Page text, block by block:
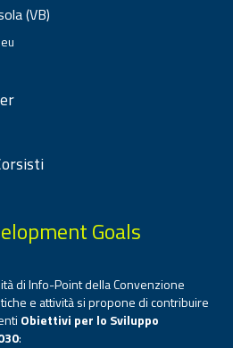
(VB)
Goals
di Info-Point della Convenzione
e attività si propone di contribuire
Obiettivi per lo Sviluppo
: